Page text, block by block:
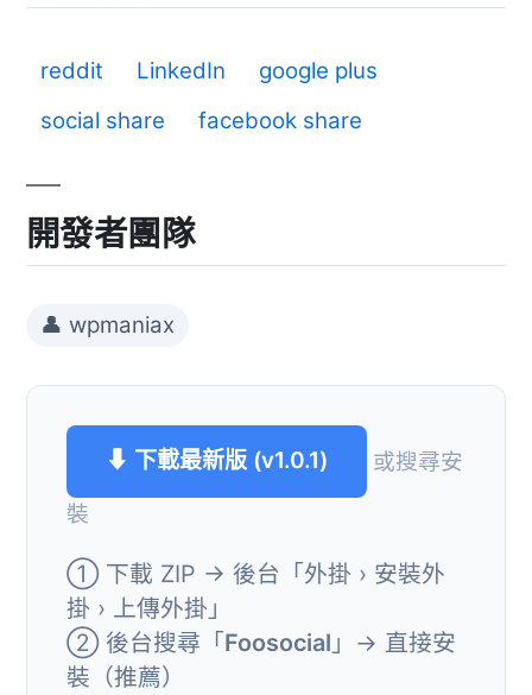
reddit LinkedIn
google plus
social share
facebook share
開發者團隊
👤 wpmaniax
⬇ 下載最新版 (v1.0.1)
或搜尋安
裝
① 下載 ZIP → 後台「外掛 › 安裝外
掛 › 上傳外掛」
② 後台搜尋「Foosocial 」→ 直接安
裝（推薦）